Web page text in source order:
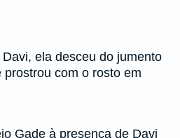
ela desceu do jumento
com o rosto em
Gade à presença de Davi